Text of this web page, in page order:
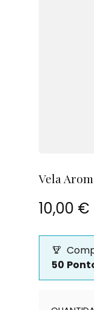
Vela
10,00 €
50